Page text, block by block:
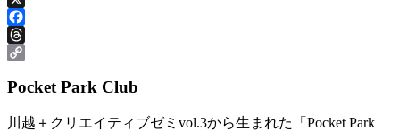
X
Facebook
Threads
Link
Pocket Park Club
川越＋クリエイティブゼミvol.3から生まれた「Pocket Park